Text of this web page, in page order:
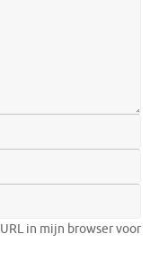
in mijn browser voor